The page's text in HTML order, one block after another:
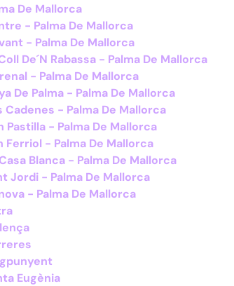
De Mallorca
- Palma De Mallorca
- Palma De Mallorca
De´N Rabassa - Palma De Mallorca
- Palma De Mallorca
De Palma - Palma De Mallorca
Cadenes - Palma De Mallorca
Pastilla - Palma De Mallorca
Ferriol - Palma De Mallorca
Blanca - Palma De Mallorca
Jordi - Palma De Mallorca
- Palma De Mallorca
Eugènia